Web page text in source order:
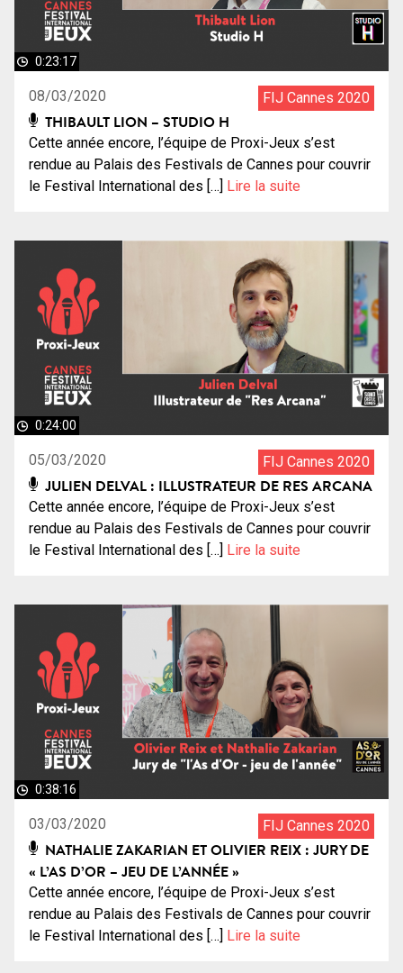
0:23:17
08/03/2020 FIJ Cannes 2020
THIBAULT LION – STUDIO H
Cette année encore, l’équipe de Proxi-Jeux s’est
rendue au Palais des Festivals de Cannes pour couvrir
le Festival International des […] Lire la suite
0:24:00
05/03/2020 FIJ Cannes 2020
JULIEN DELVAL : ILLUSTRATEUR DE RES ARCANA
Cette année encore, l’équipe de Proxi-Jeux s’est
rendue au Palais des Festivals de Cannes pour couvrir
le Festival International des […] Lire la suite
0:38:16
03/03/2020 FIJ Cannes 2020
NATHALIE ZAKARIAN ET OLIVIER REIX : JURY DE
« L’AS D’OR – JEU DE L’ANNÉE »
Cette année encore, l’équipe de Proxi-Jeux s’est
rendue au Palais des Festivals de Cannes pour couvrir
le Festival International des […] Lire la suite